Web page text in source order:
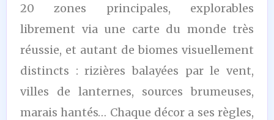
20 zones principales, explorables
librement via une carte du monde très
réussie, et autant de biomes visuellement
distincts : rizières balayées par le vent,
villes de lanternes, sources brumeuses,
marais hantés… Chaque décor a ses règles,